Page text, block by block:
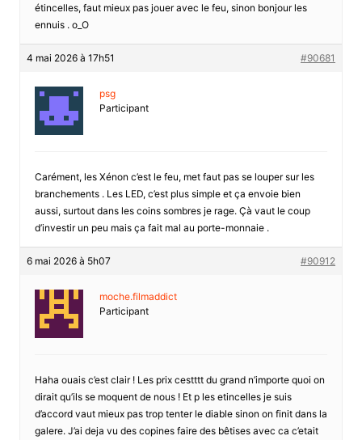
étincelles, faut mieux pas jouer avec le feu, sinon bonjour les
ennuis . o_O
4 mai 2026 à 17h51 #90681
psg
Participant
Carément, les Xénon c’est le feu, met faut pas se louper sur les
branchements . Les LED, c’est plus simple et ça envoie bien
aussi, surtout dans les coins sombres je rage. Çà vaut le coup
d’investir un peu mais ça fait mal au porte-monnaie .
6 mai 2026 à 5h07 #90912
moche.filmaddict
Participant
Haha ouais c’est clair ! Les prix cestttt du grand n’importe quoi on
dirait qu’ils se moquent de nous ! Et p les etincelles je suis
d’accord vaut mieux pas trop tenter le diable sinon on finit dans la
galere. J’ai deja vu des copines faire des bêtises avec ca c’etait